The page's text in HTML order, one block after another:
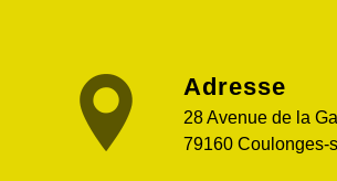
Adresse
28 Avenue de la
79160 Coulonges-